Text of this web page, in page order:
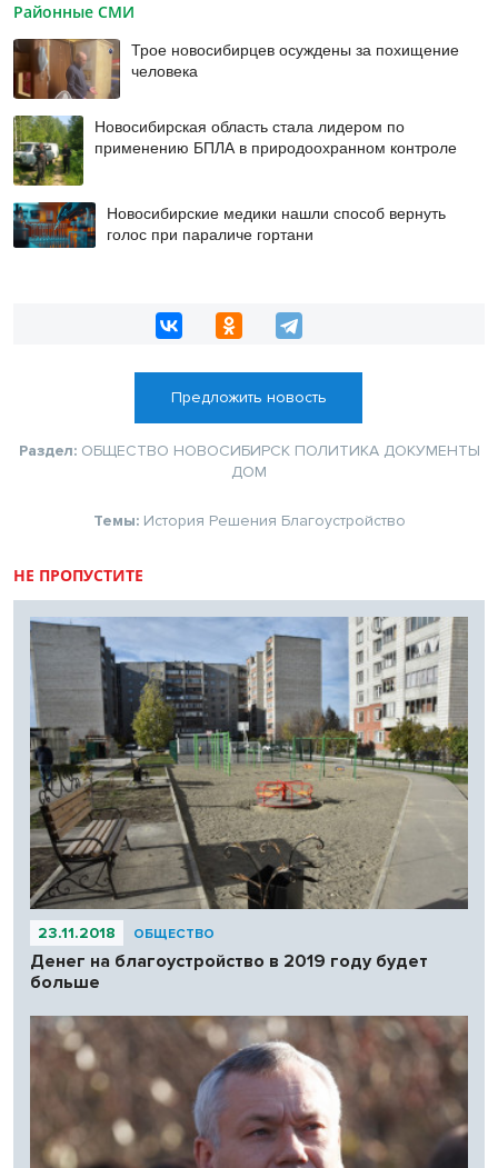
Районные СМИ
Трое новосибирцев осуждены за похищение
человека
Новосибирская область стала лидером по
применению БПЛА в природоохранном контроле
Новосибирские медики нашли способ вернуть
голос при параличе гортани
Предложить новость
Раздел: ОБЩЕСТВО НОВОСИБИРСК ПОЛИТИКА ДОКУМЕНТЫ
ДОМ
Темы: История Решения Благоустройство
НЕ ПРОПУСТИТЕ
23.11.2018 ОБЩЕСТВО
Денег на благоустройство в 2019 году будет
больше